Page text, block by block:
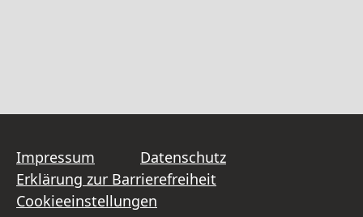
Impressum
Datenschutz
Erklärung zur Barrierefreiheit
Cookieeinstellungen